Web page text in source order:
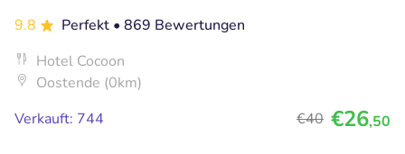
9.8
Perfekt • 869 Bewertungen
Hotel Cocoon
Oostende (0km)
Verkauft: 744
€40 €26,50